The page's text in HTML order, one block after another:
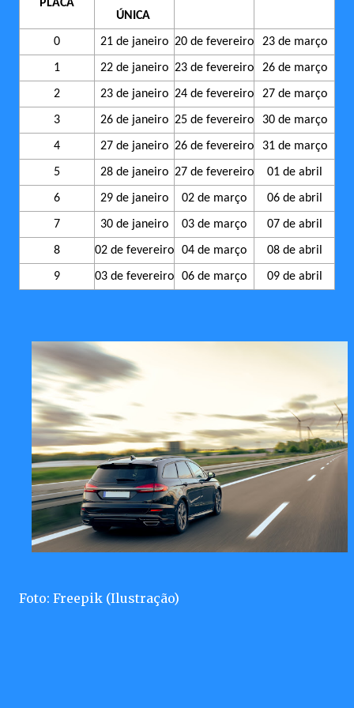
PLACA
ÚNICA
0 21 de janeiro 20 de fevereiro 23 de março
1 22 de janeiro 23 de fevereiro 26 de março
2 23 de janeiro 24 de fevereiro 27 de março
3 26 de janeiro 25 de fevereiro 30 de março
4 27 de janeiro 26 de fevereiro 31 de março
5 28 de janeiro 27 de fevereiro 01 de abril
6 29 de janeiro 02 de março 06 de abril
7 30 de janeiro 03 de março 07 de abril
8 02 de fevereiro 04 de março 08 de abril
9 03 de fevereiro 06 de março 09 de abril
Foto: Freepik (Ilustração)